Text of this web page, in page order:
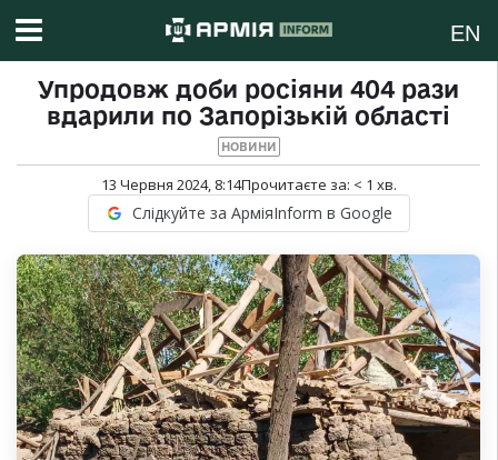
EN
Упродовж доби росіяни 404 рази
вдарили по Запорізькій області
НОВИНИ
13 Червня 2024, 8:14Прочитаєте за: < 1 хв.
Слідкуйте за АрміяInform в Google